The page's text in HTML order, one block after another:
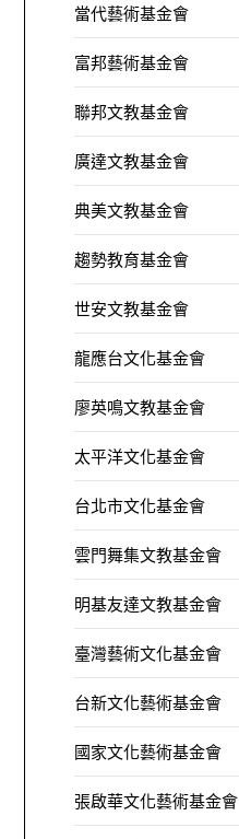
當代藝術基金會
富邦藝術基金會
聯邦文教基金會
廣達文教基金會
典美文教基金會
趨勢教育基金會
世安文教基金會
龍應台文化基金會
廖英鳴文教基金會
太平洋文化基金會
台北市文化基金會
雲門舞集文教基金會
明基友達文教基金會
臺灣藝術文化基金會
台新文化藝術基金會
國家文化藝術基金會
張啟華文化藝術基金會